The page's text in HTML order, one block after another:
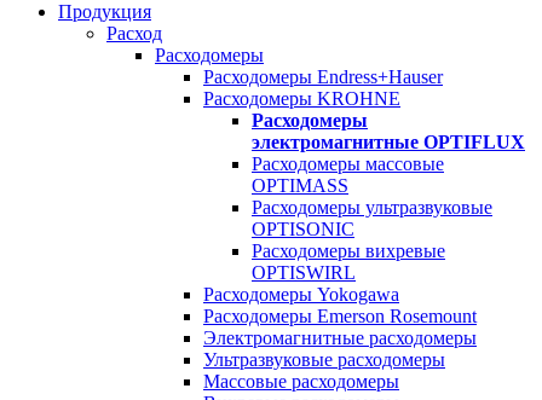
Продукция
Расход
Расходомеры
Расходомеры Endress+Hauser
Расходомеры KROHNE
Расходомеры
электромагнитные OPTIFLUX
Расходомеры массовые
OPTIMASS
Расходомеры ультразвуковые
OPTISONIC
Расходомеры вихревые
OPTISWIRL
Расходомеры Yokogawa
Расходомеры Emerson Rosemount
Электромагнитные расходомеры
Ультразвуковые расходомеры
Массовые расходомеры